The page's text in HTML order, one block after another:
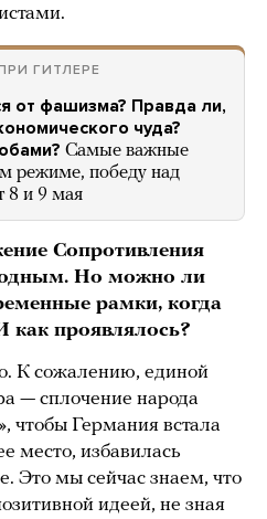
ГИТЛЕРЕ
от фашизма? Правда ли,
чуда?
Самые важные
режиме, победу над
8 и 9 мая
Сопротивления
Но можно ли
рамки, когда
как проявлялось?
К сожалению, единой
— сплочение народа
чтобы Германия встала
место, избавилась
Это мы сейчас знаем, что
идеей, не зная